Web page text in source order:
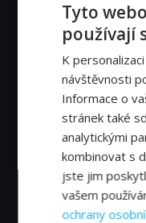
Tyto
používají
K
návštěvnosti
Informace o
stránek také
analytickými
kombinovat s
jste jim
vašem
ochrany